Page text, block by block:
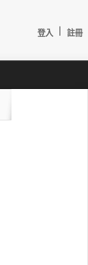
登入 註冊